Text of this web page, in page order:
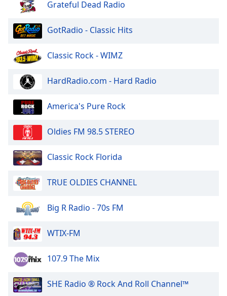
dialog
window.
window.
Opacity
Background
Color
Opacity
Caption
Grateful Dead Radio
GotRadio - Classic Hits
Classic Rock - WIMZ
HardRadio.com - Hard Radio
America's Pure Rock
Oldies FM 98.5 STEREO
Classic Rock Florida
TRUE OLDIES CHANNEL
Big R Radio - 70s FM
WTIX-FM
107.9 The Mix
SHE Radio ® Rock And Roll Channel™